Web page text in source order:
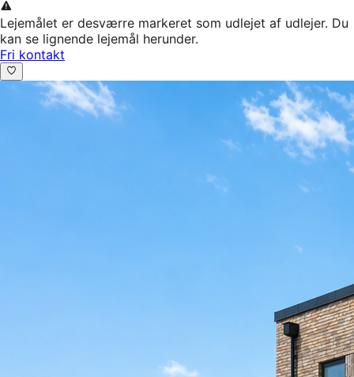
Lejemålet er desværre markeret som udlejet af udlejer. Du
kan se lignende lejemål herunder.
Fri kontakt